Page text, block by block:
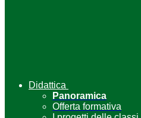
Didattica
Panoramica
Offerta formativa